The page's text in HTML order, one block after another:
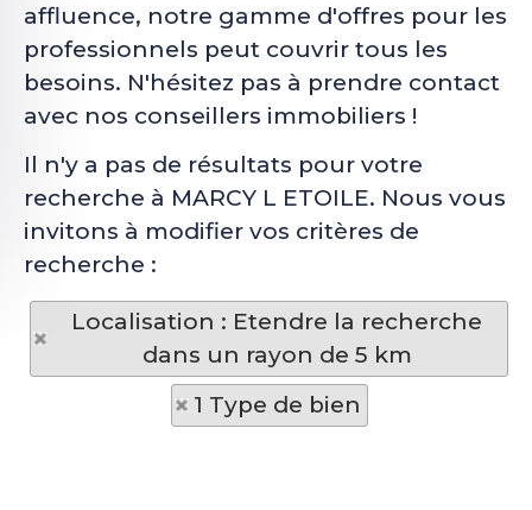
affluence, notre gamme d'offres pour les
professionnels peut couvrir tous les
besoins. N'hésitez pas à prendre contact
avec nos conseillers immobiliers !
Il n'y a pas de résultats pour votre
recherche à MARCY L ETOILE. Nous vous
invitons à modifier vos critères de
recherche :
Localisation : Etendre la recherche
dans un rayon de 5 km
1 Type de bien